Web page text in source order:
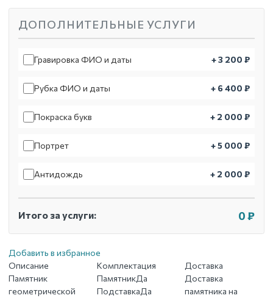
ДОПОЛНИТЕЛЬНЫЕ УСЛУГИ
Гравировка ФИО и даты + 3 200 ₽
Рубка ФИО и даты + 6 400 ₽
Покраска букв + 2 000 ₽
Портрет + 5 000 ₽
Антидождь + 2 000 ₽
Итого за услуги: 0 ₽
Добавить в избранное
Описание
Памятник
геометрической
Комплектация
ПамятникДа
ПодставкаДа
Доставка
Доставка
памятника на